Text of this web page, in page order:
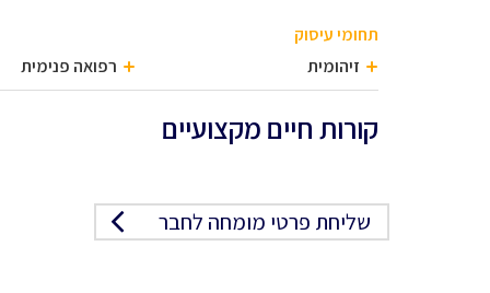
תחומי עיסוק
זיהומית
רפואה פנימית
קורות חיים מקצועיים
שליחת פרטי מומחה לחבר